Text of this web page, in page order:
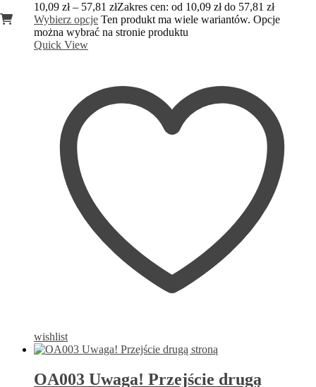
10,09 zł – 57,81 złZakres cen: od 10,09 zł do 57,81 zł
Wybierz opcje Ten produkt ma wiele wariantów. Opcje
można wybrać na stronie produktu
Quick View
wishlist
OA003 Uwaga! Przejście drugą